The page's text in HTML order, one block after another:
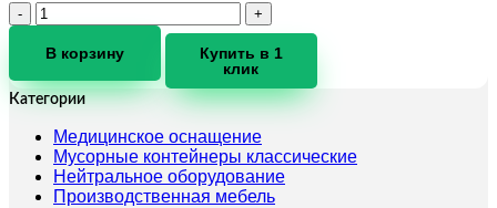
Количество
товара
Полка-
двери-
купе
ПЗК-8/4/6
В корзину
Купить в 1
клик
Категории
Медицинское оснащение
Мусорные контейнеры классические
Нейтральное оборудование
Производственная мебель